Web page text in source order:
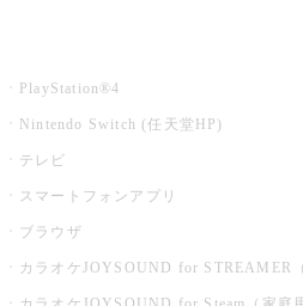
PlayStation®4
Nintendo Switch (任天堂HP)
テレビ
スマートフォンアプリ
ブラウザ
カラオケJOYSOUND for STREAMER